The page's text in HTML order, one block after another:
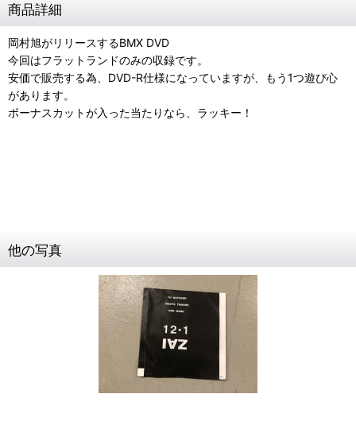
商品詳細
岡村旭がリリースするBMX DVD
今回はフラットランドのみの収録です。
安価で販売する為、DVD-R仕様になっていますが、もう1つ遊び心
があります。
ボーナスカットが入った当たりなら、ラッキー！
他の写真